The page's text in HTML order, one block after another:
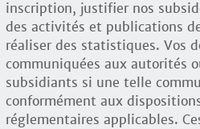
inscription, justifier nos
des activités et publications
réaliser des statistiques. Vos
communiquées aux autorités
subsidiants si une telle
conformément aux
réglementaires applicables.